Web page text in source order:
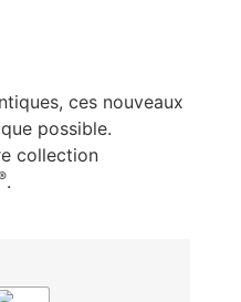
ces nouveaux
possible.
collection
.